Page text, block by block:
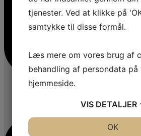
tjenester. Ved at klikke på
samtykke til disse formål.
Læs mere om vores brug af
behandling af persondata på
hjemmeside.
VIS DETALJER
OK